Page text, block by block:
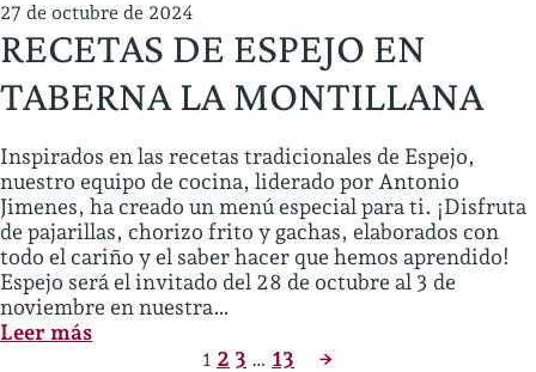
27 de octubre de 2024
RECETAS DE ESPEJO EN
TABERNA LA MONTILLANA
Inspirados en las recetas tradicionales de Espejo,
nuestro equipo de cocina, liderado por Antonio
Jimenes, ha creado un menú especial para ti. ¡Disfruta
de pajarillas, chorizo frito y gachas, elaborados con
todo el cariño y el saber hacer que hemos aprendido!
Espejo será el invitado del 28 de octubre al 3 de
noviembre en nuestra…
Leer más:
1 2 3 … 13 →